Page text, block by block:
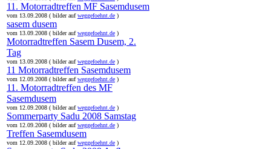
11. Motorradtreffen MF Sasemdusem
vom 13.09.2008 ( bilder aufweggefoehnt.de )
sasem dusem
vom 13.09.2008 ( bilder aufweggefoehnt.de )
Motorradtreffen Sasem Dusem, 2.
Tag
vom 13.09.2008 ( bilder aufweggefoehnt.de )
11 Motorradtreffen Sasemdusem
vom 12.09.2008 ( bilder aufweggefoehnt.de )
11. Motorradtreffen des MF
Sasemdusem
vom 12.09.2008 ( bilder aufweggefoehnt.de )
Sommerparty Sadu 2008 Samstag
vom 12.09.2008 ( bilder aufweggefoehnt.de )
Treffen Sasemdusem
vom 12.09.2008 ( bilder aufweggefoehnt.de )